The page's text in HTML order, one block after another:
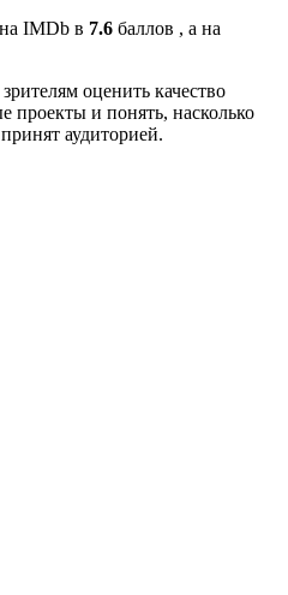
IMDb в 7.6 баллов , а на
оценить качество
проекты и понять, насколько
аудиторией.